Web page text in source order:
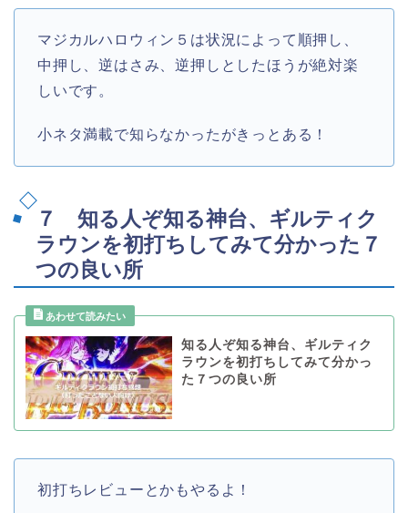
マジカルハロウィン５は状況によって順押し、
中押し、逆はさみ、逆押しとしたほうが絶対楽
しいです。
小ネタ満載で知らなかったがきっとある！
７ 知る人ぞ知る神台、ギルティク
ラウンを初打ちしてみて分かった７
つの良い所
知る人ぞ知る神台、ギルティク
ラウンを初打ちしてみて分かっ
た７つの良い所
初打ちレビューとかもやるよ！